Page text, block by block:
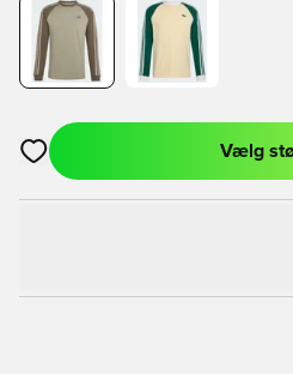
Åbner en Modal til at logge ind
Vælg